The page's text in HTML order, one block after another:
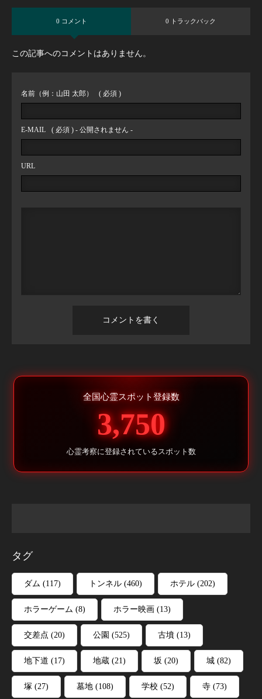
0 コメント 0 トラックバック
この記事へのコメントはありません。
名前（例：山田 太郎） ( 必須 )
E-MAIL ( 必須 ) - 公開されません -
URL
全国心霊スポット登録数
3,750
心霊考察に登録されているスポット数
タグ
ダム (117) トンネル (460) ホテル (202)
ホラーゲーム (8) ホラー映画 (13)
交差点 (20) 公園 (525) 古墳 (13)
地下道 (17) 地蔵 (21) 坂 (20) 城 (82)
塚 (27) 墓地 (108) 学校 (52) 寺 (73)